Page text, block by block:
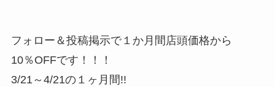
フォロー＆投稿掲示で１か月間店頭価格から
10％OFFです！！！
3/21～4/21の１ヶ月間!!